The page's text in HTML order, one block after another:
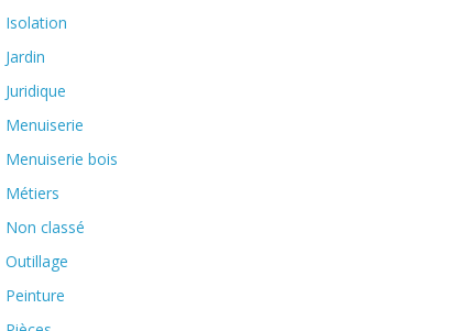
Isolation
Jardin
Juridique
Menuiserie
Menuiserie bois
Métiers
Non classé
Outillage
Peinture